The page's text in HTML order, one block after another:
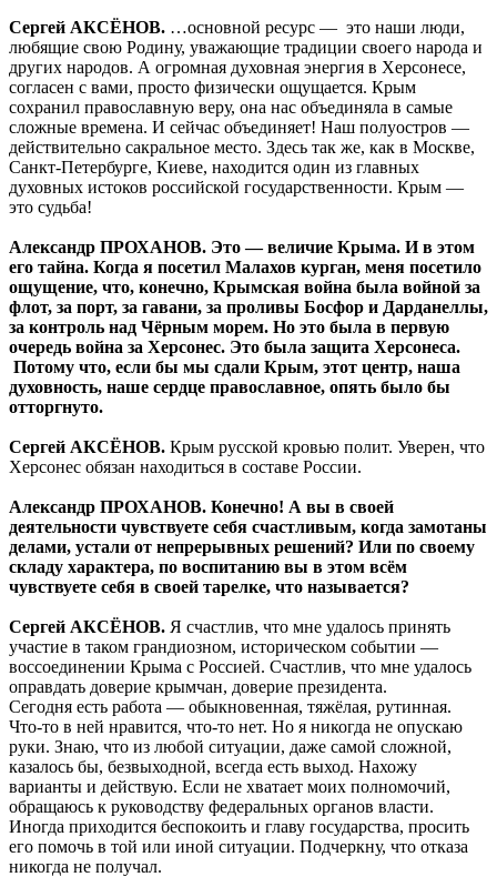
Сергей АКСЁНОВ. …основной ресурс — это наши люди,
любящие свою Родину, уважающие традиции своего народа и
других народов. А огромная духовная энергия в Херсонесе,
согласен с вами, просто физически ощущается. Крым
сохранил православную веру, она нас объединяла в самые
сложные времена. И сейчас объединяет! Наш полуостров —
действительно сакральное место. Здесь так же, как в Москве,
Санкт-Петербурге, Киеве, находится один из главных
духовных истоков российской государственности. Крым —
это судьба!
Александр ПРОХАНОВ. Это — величие Крыма. И в этом
его тайна. Когда я посетил Малахов курган, меня посетило
ощущение, что, конечно, Крымская война была войной за
флот, за порт, за гавани, за проливы Босфор и Дарданеллы,
за контроль над Чёрным морем. Но это была в первую
очередь война за Херсонес. Это была защита Херсонеса.
Потому что, если бы мы сдали Крым, этот центр, наша
духовность, наше сердце православное, опять было бы
отторгнуто.
Сергей АКСЁНОВ. Крым русской кровью полит. Уверен, что
Херсонес обязан находиться в составе России.
Александр ПРОХАНОВ. Конечно! А вы в своей
деятельности чувствуете себя счастливым, когда замотаны
делами, устали от непрерывных решений? Или по своему
складу характера, по воспитанию вы в этом всём
чувствуете себя в своей тарелке, что называется?
Сергей АКСЁНОВ. Я счастлив, что мне удалось принять
участие в таком грандиозном, историческом событии —
воссоединении Крыма с Россией. Счастлив, что мне удалось
оправдать доверие крымчан, доверие президента.
Сегодня есть работа — обыкновенная, тяжёлая, рутинная.
Что-то в ней нравится, что-то нет. Но я никогда не опускаю
руки. Знаю, что из любой ситуации, даже самой сложной,
казалось бы, безвыходной, всегда есть выход. Нахожу
варианты и действую. Если не хватает моих полномочий,
обращаюсь к руководству федеральных органов власти.
Иногда приходится беспокоить и главу государства, просить
его помочь в той или иной ситуации. Подчеркну, что отказа
никогда не получал.